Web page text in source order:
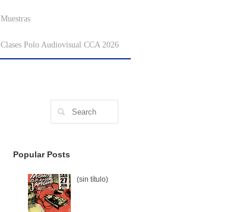
Muestras
Clases Polo Audiovisual CCA 2026
Popular Posts
(sin título)